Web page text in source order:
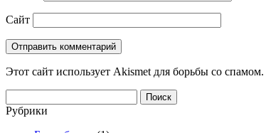
Сайт
Этот сайт использует Akismet для борьбы со спамом.
Рубрики